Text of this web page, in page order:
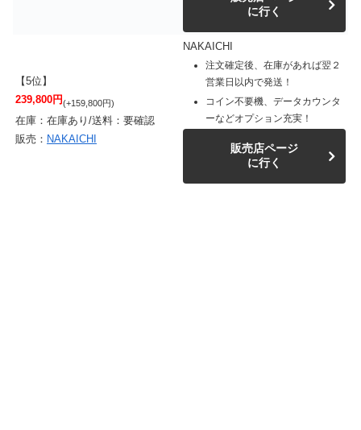
に行く
【5位】
239,800円(+159,800円)
在庫：在庫あり/送料：要確認
販売： NAKAICHI
NAKAICHI
注文確定後、在庫があれば翌２
営業日以内で発送！
コイン不要機、データカウンタ
ーなどオプション充実！
販売店ページ
に行く